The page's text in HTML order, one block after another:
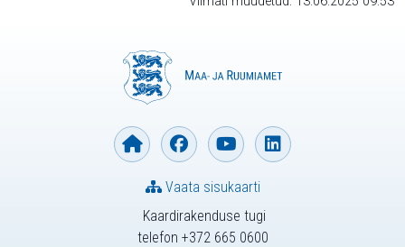
Kaardirakenduse tugi
telefon +372 665 0600
Vaata sisukaarti